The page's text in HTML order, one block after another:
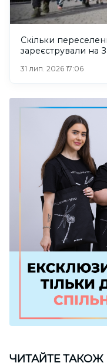
Скільки
зареєстрували на
31 лип. 2026 17:06
ЧИТАЙТЕ ТАКОЖ